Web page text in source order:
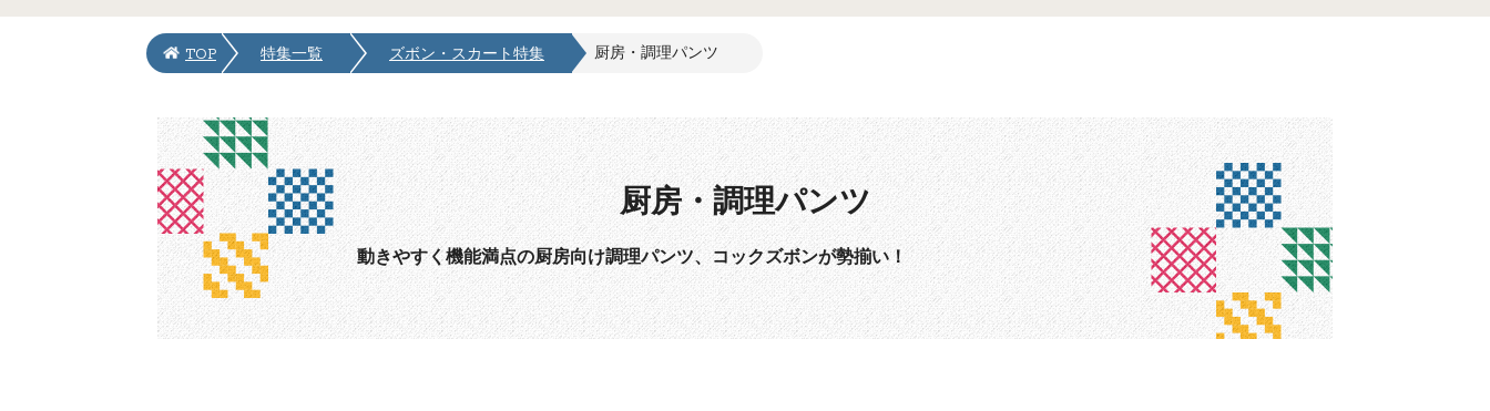
TOP 特集一覧 ズボン・スカート特集 厨房・調理パンツ
厨房・調理パンツ
動きやすく機能満点の厨房向け調理パンツ、コックズボンが勢揃い！